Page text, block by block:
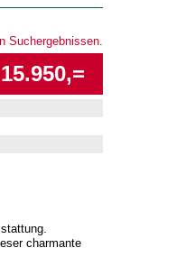
Suchergebnissen.
charmante